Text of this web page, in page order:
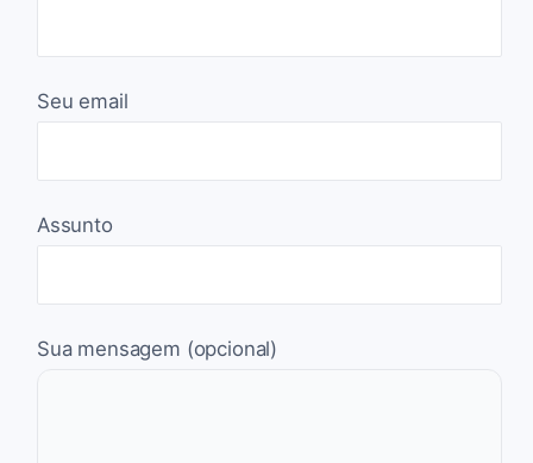
Seu email
Assunto
Sua mensagem (opcional)